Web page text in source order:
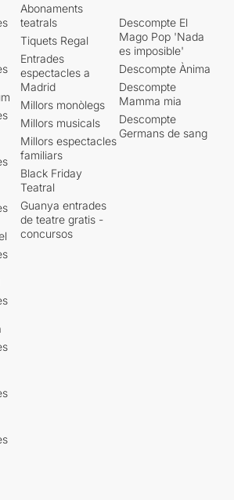
Abonaments
teatrals
Tiquets Regal
Entrades
espectacles a
Madrid
Millors monòlegs
Millors musicals
Millors espectacles
familiars
Black Friday
Teatral
Guanya entrades
de teatre gratis -
concursos
Descompte El
Mago Pop 'Nada
es imposible'
Descompte Ànima
Descompte
Mamma mia
Descompte
Germans de sang